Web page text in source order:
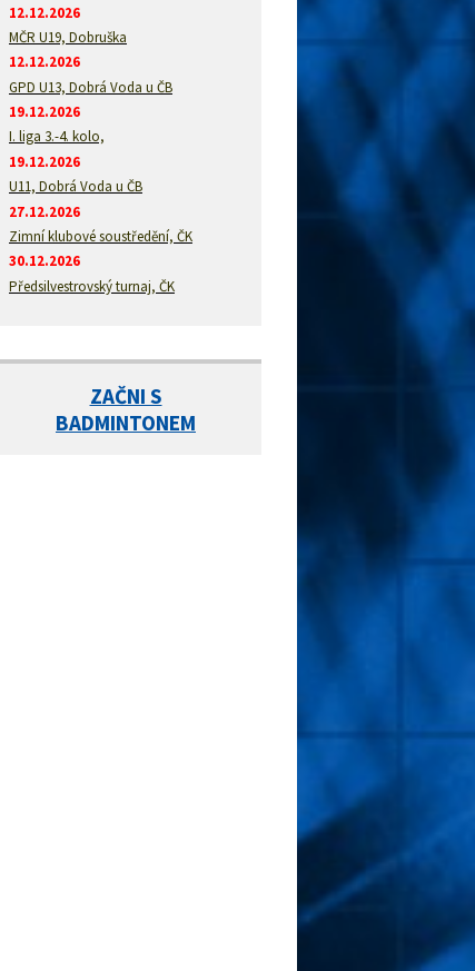
12.12.2026
MČR U19, Dobruška
12.12.2026
GPD U13, Dobrá Voda u ČB
19.12.2026
I. liga 3.-4. kolo,
19.12.2026
U11, Dobrá Voda u ČB
27.12.2026
Zimní klubové soustředění, ČK
30.12.2026
Předsilvestrovský turnaj, ČK
ZAČNI S
BADMINTONEM